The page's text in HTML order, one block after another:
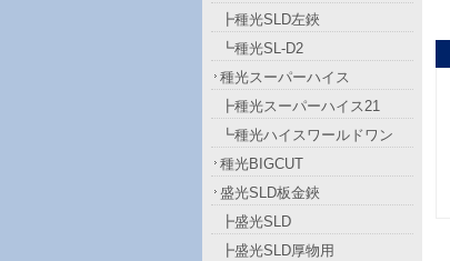
┣種光SLD左鋏
┗種光SL-D2
種光スーパーハイス
┣種光スーパーハイス21
┗種光ハイスワールドワン
種光BIGCUT
盛光SLD板金鋏
┣盛光SLD
┣盛光SLD厚物用